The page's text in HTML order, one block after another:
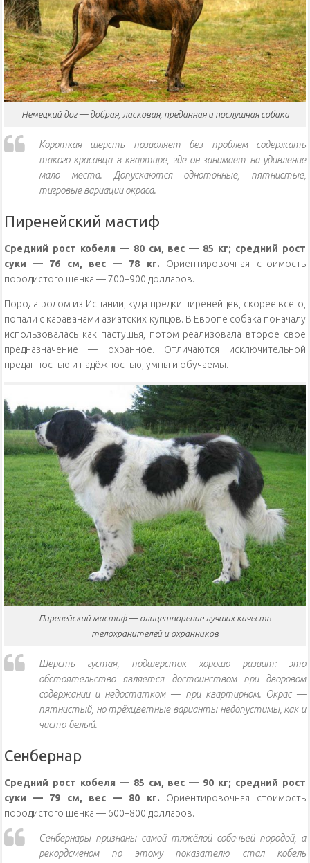
Немецкий дог — добрая, ласковая, преданная и послушная собака
Короткая шерсть позволяет без проблем содержать
такого красавца в квартире, где он занимает на удивление
мало места. Допускаются однотонные, пятнистые,
тигровые вариации окраса.
Пиренейский мастиф
Средний рост кобеля — 80 см, вес — 85 кг; средний рост
суки — 76 см, вес — 78 кг. Ориентировочная стоимость
породистого щенка — 700–900 долларов.
Порода родом из Испании, куда предки пиренейцев, скорее всего,
попали с караванами азиатских купцов. В Европе собака поначалу
использовалась как пастушья, потом реализовала второе своё
предназначение — охранное. Отличаются исключительной
преданностью и надёжностью, умны и обучаемы.
Пиренейский мастиф — олицетворение лучших качеств
телохранителей и охранников
Шерсть густая, подшёрсток хорошо развит: это
обстоятельство является достоинством при дворовом
содержании и недостатком — при квартирном. Окрас —
пятнистый, но трёхцветные варианты недопустимы, как и
чисто-белый.
Сенбернар
Средний рост кобеля — 85 см, вес — 90 кг; средний рост
суки — 79 см, вес — 80 кг. Ориентировочная стоимость
породистого щенка — 600–800 долларов.
Сенбернары признаны самой тяжёлой собачьей породой, а
рекордсменом по этому показателю стал кобель